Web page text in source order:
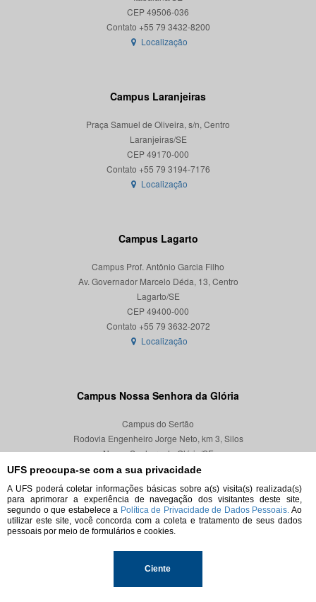
UFS preocupa-se com a sua privacidade
A UFS poderá coletar informações básicas sobre a(s) visita(s) realizada(s)
para aprimorar a experiência de navegação dos visitantes deste site,
segundo o que estabelece a Política de Privacidade de Dados Pessoais. Ao
utilizar este site, você concorda com a coleta e tratamento de seus dados
pessoais por meio de formulários e cookies.
Ciente
CEP 49506-036
Localização
Campus Laranjeiras
Praça Samuel de Oliveira, s/n, Centro
Laranjeiras/SE
CEP 49170-000
Localização
Campus Lagarto
Campus Prof. Antônio Garcia Filho
Av. Governador Marcelo Déda, 13, Centro
Lagarto/SE
CEP 49400-000
Localização
Campus Nossa Senhora da Glória
Campus do Sertão
Rodovia Engenheiro Jorge Neto, km 3, Silos
Nossa Senhora da Glória/SE
CEP 49680-000
Localização
© 2026. Todos os direitos reservados.
Universidade Federal de Sergipe.